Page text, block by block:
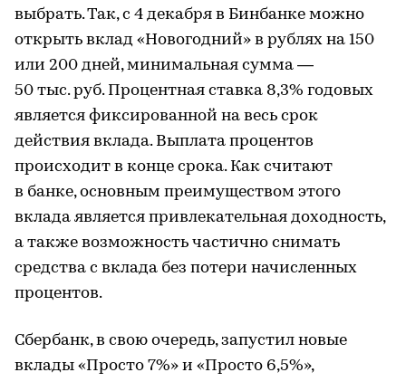
выбрать. Так, с 4 декабря в Бинбанке можно
открыть вклад «Новогодний» в рублях на 150
или 200 дней, минимальная сумма —
50 тыс. руб. Процентная ставка 8,3% годовых
является фиксированной на весь срок
действия вклада. Выплата процентов
происходит в конце срока. Как считают
в банке, основным преимуществом этого
вклада является привлекательная доходность,
а также возможность частично снимать
средства с вклада без потери начисленных
процентов.
Сбербанк, в свою очередь, запустил новые
вклады «Просто 7%» и «Просто 6,5%»,